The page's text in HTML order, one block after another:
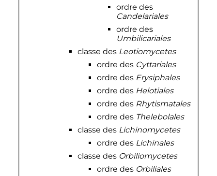
ordre des
Candelariales
ordre des
Umbilicariales
classe des Leotiomycetes
ordre des Cyttariales
ordre des Erysiphales
ordre des Helotiales
ordre des Rhytismatales
ordre des Thelebolales
classe des Lichinomycetes
ordre des Lichinales
classe des Orbiliomycetes
ordre des Orbiliales